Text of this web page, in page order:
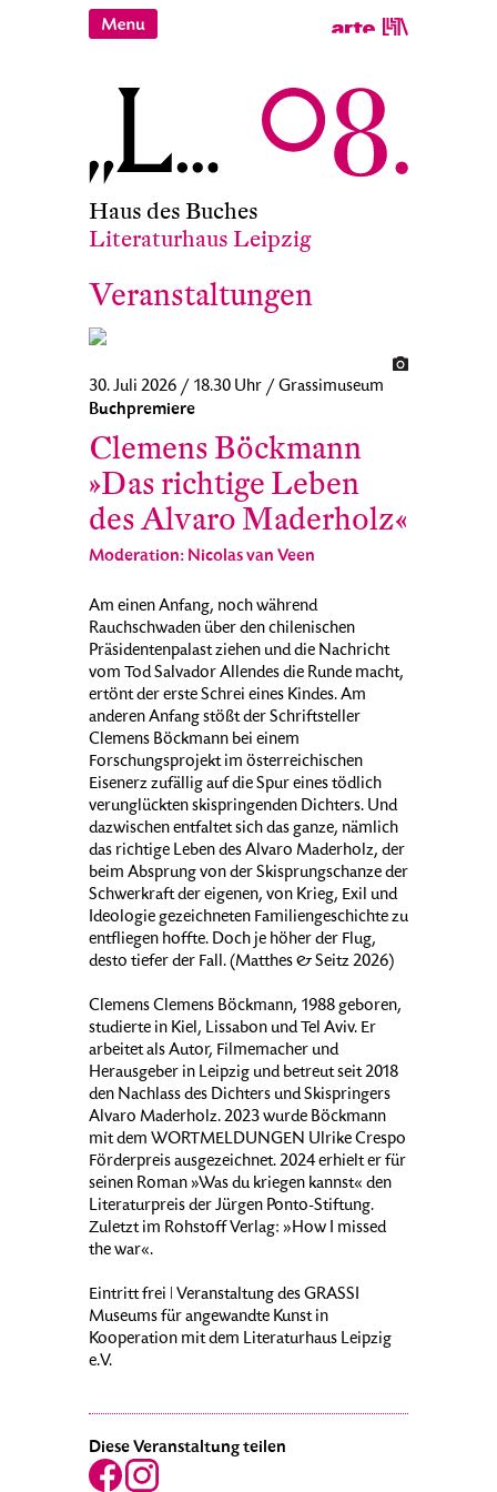
Haus des Buches
Literaturhaus Leipzig
Veranstaltungen
30. Juli 2026 / 18.30 Uhr / Grassimuseum
Buchpremiere
Clemens Böckmann
»Das richtige Leben
des Alvaro Maderholz«
Moderation: Nicolas van Veen
Am einen Anfang, noch während
Rauchschwaden über den chilenischen
Präsidentenpalast ziehen und die Nachricht
vom Tod Salvador Allendes die Runde macht,
ertönt der erste Schrei eines Kindes. Am
anderen Anfang stößt der Schriftsteller
Clemens Böckmann bei einem
Forschungsprojekt im österreichischen
Eisenerz zufällig auf die Spur eines tödlich
verunglückten skispringenden Dichters. Und
dazwischen entfaltet sich das ganze, nämlich
das richtige Leben des Alvaro Maderholz, der
beim Absprung von der Skisprungschanze der
Schwerkraft der eigenen, von Krieg, Exil und
Ideologie gezeichneten Familiengeschichte zu
entfliegen hoffte. Doch je höher der Flug,
desto tiefer der Fall. (Matthes & Seitz 2026)
Clemens Clemens Böckmann, 1988 geboren,
studierte in Kiel, Lissabon und Tel Aviv. Er
arbeitet als Autor, Filmemacher und
Herausgeber in Leipzig und betreut seit 2018
den Nachlass des Dichters und Skispringers
Alvaro Maderholz. 2023 wurde Böckmann
mit dem WORTMELDUNGEN Ulrike Crespo
Förderpreis ausgezeichnet. 2024 erhielt er für
seinen Roman »Was du kriegen kannst« den
Literaturpreis der Jürgen Ponto-Stiftung.
Zuletzt im Rohstoff Verlag: »How I missed
the war«.
Eintritt frei ǀ Veranstaltung des GRASSI
Museums für angewandte Kunst in
Kooperation mit dem Literaturhaus Leipzig
e.V.
Diese Veranstaltung teilen